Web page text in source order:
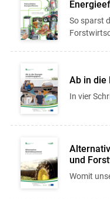
So sparst
Ab in die
In vier
und
Womit